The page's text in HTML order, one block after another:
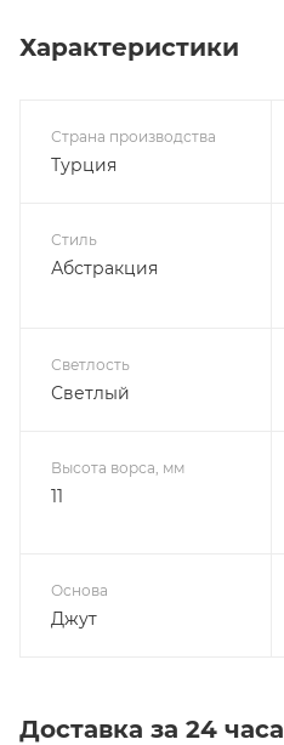
Характеристики
Страна производства
Турция
Стиль
Абстракция
Светлость
Светлый
Высота ворса, мм
11
Основа
Джут
Доставка за 24 часа